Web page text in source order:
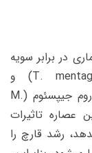
در برابر سویه
T.) و
جیپسئوم (M.
عصاره تاثیرات
رشد قارچ را